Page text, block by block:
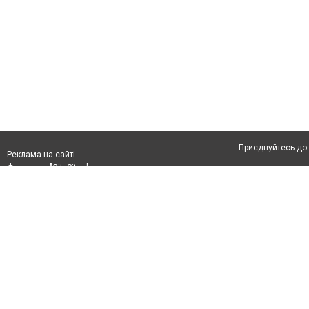
Реклама на сайті
Франшиза "CitySites"
Приєднуйтесь до